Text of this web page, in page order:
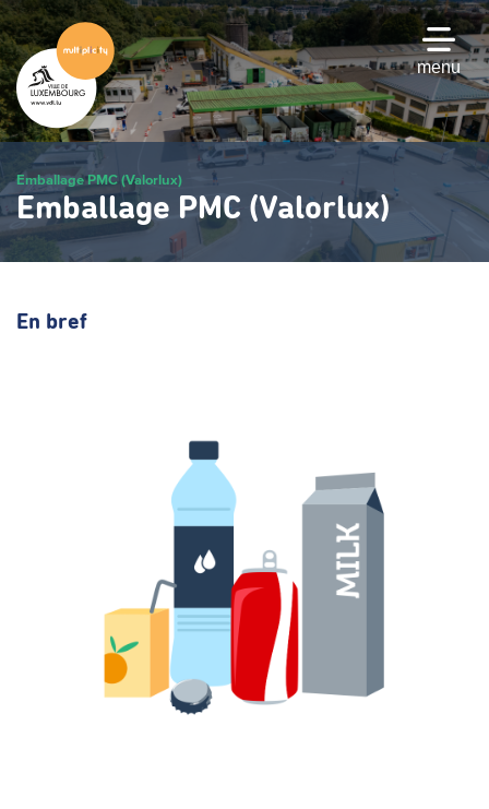
Passer
au
contenu
principal
menu
Emballage PMC (Valorlux)
Emballage PMC (Valorlux)
En bref